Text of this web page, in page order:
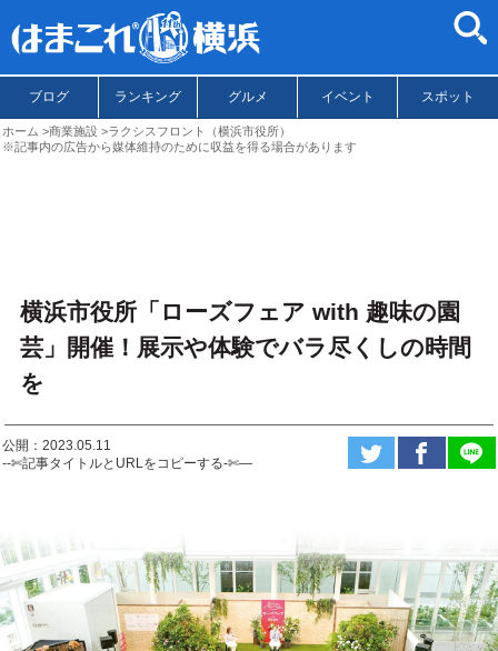
ブログ ランキング グルメ イベント スポット
ホーム 商業施設
ラクシスフロント（横浜市役所）
※記事内の広告から媒体維持のために収益を得る場合があります
横浜市役所「ローズフェア with 趣味の園
芸」開催！展示や体験でバラ尽くしの時間
を
公開：2023.05.11
--✄記事タイトルとURLをコピーする-✄—